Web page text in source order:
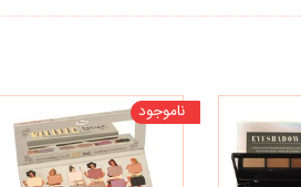
ناموجود